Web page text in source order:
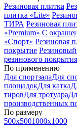
Резиновая плитка
плитка «Lite»
ТИРА Резиновая
«Premium» С
«Спорт» Резиновая
покрытие
резинового покрытия
По применению
Для спортзалаДля
площадокДля катка
тировДля тротуара
производственных
По размеру
500x5001000x1000